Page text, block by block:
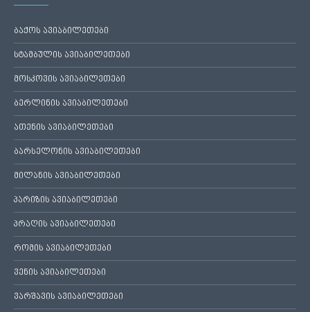
ბაქოს ავიაბილეთები
სტამბულის ავიაბილეთები
მოსკოვის ავიაბილეთები
ბერლინის ავიაბილეთები
ათენის ავიაბილეთები
ბარსელონის ავიაბილეთები
მილანის ავიაბილეთები
პარიზის ავიაბილეთები
პრაღის ავიაბილეთები
რომის ავიაბილეთები
ვენის ავიაბილეთები
ვარშავის ავიაბილეთები